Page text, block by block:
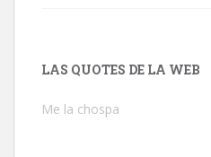
LAS QUOTES DE LA WEB
Me la chospa